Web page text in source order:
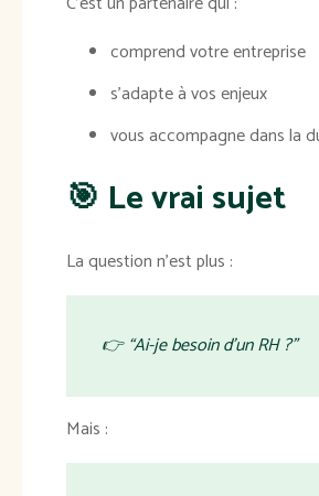
comprend votre entreprise
s’adapte à vos enjeux
vous accompagne dans la
🎯 Le vrai sujet
La question n’est plus :
👉 “Ai-je besoin d’un RH ?”
Mais :